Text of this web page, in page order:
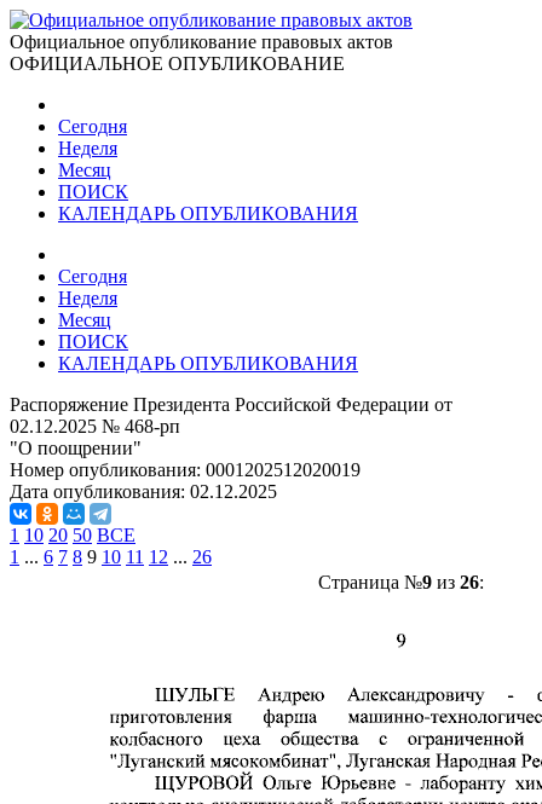
Официальное опубликование правовых актов
ОФИЦИАЛЬНОЕ ОПУБЛИКОВАНИЕ
Сегодня
Неделя
Месяц
ПОИСК
КАЛЕНДАРЬ ОПУБЛИКОВАНИЯ
Сегодня
Неделя
Месяц
ПОИСК
КАЛЕНДАРЬ ОПУБЛИКОВАНИЯ
Распоряжение Президента Российской Федерации от
02.12.2025 № 468-рп
"О поощрении"
Номер опубликования: 0001202512020019
Дата опубликования: 02.12.2025
1 10 20 50 ВСЕ
1 ... 6 7 8 9 10 11 12 ... 26
Страница №9из 26: